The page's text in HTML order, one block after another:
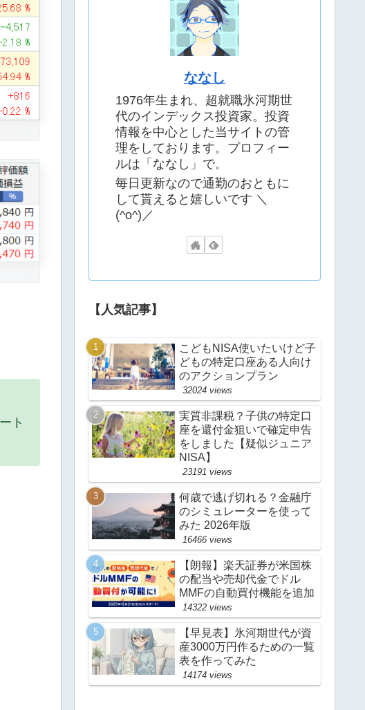
ト
ななし
1976年生まれ、超就職氷河期世
代のインデックス投資家。投資
情報を中心とした当サイトの管
理をしております。プロフィー
ルは「ななし」で。
毎日更新なので通勤のおともに
して貰えると嬉しいです ＼
(^o^)／
【人気記事】
こどもNISA使いたいけど子
どもの特定口座ある人向け
のアクションプラン
32024 views
実質非課税？子供の特定口
座を還付金狙いで確定申告
をしました【疑似ジュニア
NISA】
23191 views
何歳で逃げ切れる？金融庁
のシミュレーターを使って
みた 2026年版
16466 views
【朗報】楽天証券が米国株
の配当や売却代金でドル
MMFの自動買付機能を追加
14322 views
【早見表】氷河期世代が資
産3000万円作るための一覧
表を作ってみた
14174 views